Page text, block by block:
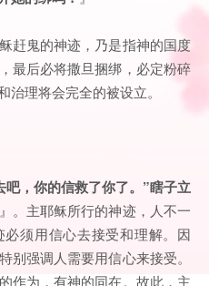
赶鬼的神迹，乃是指神的国度
最后必将撒旦捆绑，必定粉碎
理将会完全的被设立。
吧，你的信救了你了。”瞎子立
』。主耶稣所行的神迹，人不一
须用信心去接受和理解。因
别强调人需要用信心来接受。
作为，有神的同在。故此，主